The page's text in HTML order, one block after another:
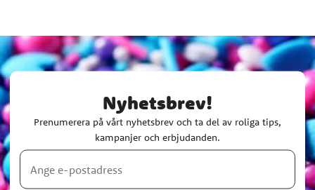
Nyhetsbrev!
Prenumerera på vårt nyhetsbrev och ta del av roliga tips,
kampanjer och erbjudanden.